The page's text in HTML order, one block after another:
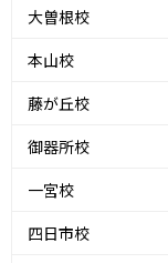
大曽根校
本山校
藤が丘校
御器所校
一宮校
四日市校